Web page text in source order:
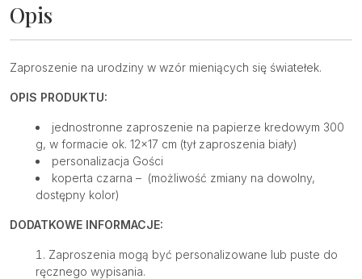
Opis
Zaproszenie na urodziny w wzór mieniących się światełek.
OPIS PRODUKTU:
jednostronne zaproszenie na papierze kredowym 300
g, w formacie ok. 12×17 cm (tył zaproszenia biały)
personalizacja Gości
koperta czarna – (możliwość zmiany na dowolny,
dostępny kolor)
DODATKOWE INFORMACJE:
Zaproszenia mogą być personalizowane lub puste do
ręcznego wypisania.